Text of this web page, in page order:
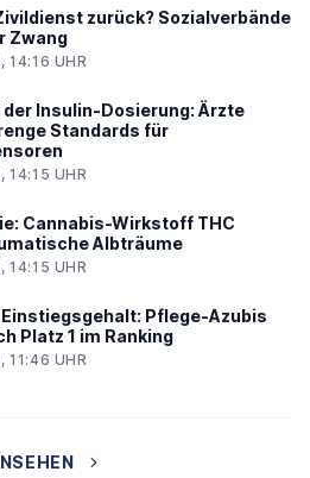
zurück? Sozialverbände
Zwang
UHR
der Insulin-Dosierung: Ärzte
Standards für
UHR
Cannabis-Wirkstoff THC
Albträume
UHR
Einstiegsgehalt: Pflege-Azubis
Platz 1 im Ranking
UHR